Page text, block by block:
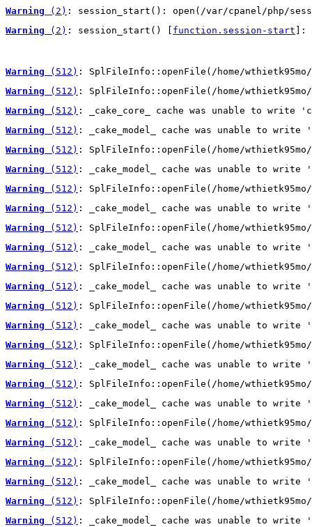
Warning (2) : session_start(): open(/var/cpanel/php/
Warning (2) : session_start() [ function.session-start ]:
Warning (512) : SplFileInfo::openFile(/home/wthietk95mo/
Warning (512) : SplFileInfo::openFile(/home/
Warning (512) : _cake_core_ cache was unable to write
Warning (512) : _cake_model_ cache was unable to
Warning (512) : SplFileInfo::openFile(/home/wthietk95mo/
Warning (512) : _cake_model_ cache was unable to
Warning (512) : SplFileInfo::openFile(/home/wthietk95mo/
Warning (512) : _cake_model_ cache was unable to
Warning (512) : SplFileInfo::openFile(/home/wthietk95mo/
Warning (512) : _cake_model_ cache was unable to
Warning (512) : SplFileInfo::openFile(/home/wthietk95mo/
Warning (512) : _cake_model_ cache was unable to
Warning (512) : SplFileInfo::openFile(/home/wthietk95mo/
Warning (512) : _cake_model_ cache was unable to
Warning (512) : SplFileInfo::openFile(/home/wthietk95mo/
Warning (512) : _cake_model_ cache was unable to
Warning (512) : SplFileInfo::openFile(/home/wthietk95mo/
Warning (512) : _cake_model_ cache was unable to
Warning (512) : SplFileInfo::openFile(/home/wthietk95mo/
Warning (512) : _cake_model_ cache was unable to
Warning (512) : SplFileInfo::openFile(/home/wthietk95mo/
Warning (512) : _cake_model_ cache was unable to
Warning (512) : SplFileInfo::openFile(/home/wthietk95mo/
Warning (512) : _cake_model_ cache was unable to